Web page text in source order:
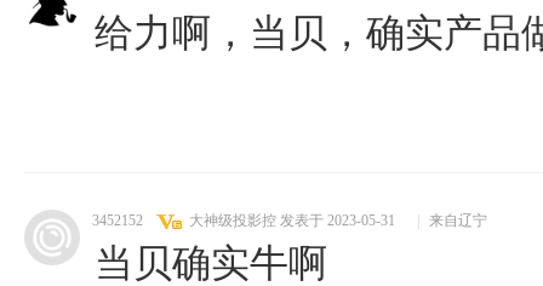
给力啊，当贝，确实产品
3452152 大神级投影控 发表于 2023-05-31 来自辽宁
当贝确实牛啊